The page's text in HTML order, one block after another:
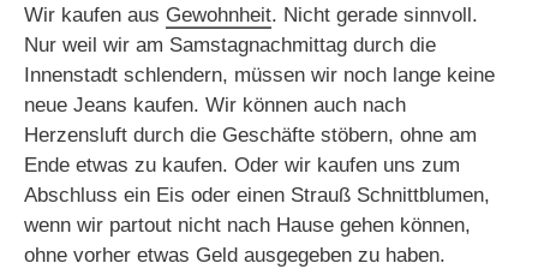
Wir kaufen aus Gewohnheit. Nicht gerade sinnvoll.
Nur weil wir am Samstagnachmittag durch die
Innenstadt schlendern, müssen wir noch lange keine
neue Jeans kaufen. Wir können auch nach
Herzensluft durch die Geschäfte stöbern, ohne am
Ende etwas zu kaufen. Oder wir kaufen uns zum
Abschluss ein Eis oder einen Strauß Schnittblumen,
wenn wir partout nicht nach Hause gehen können,
ohne vorher etwas Geld ausgegeben zu haben.